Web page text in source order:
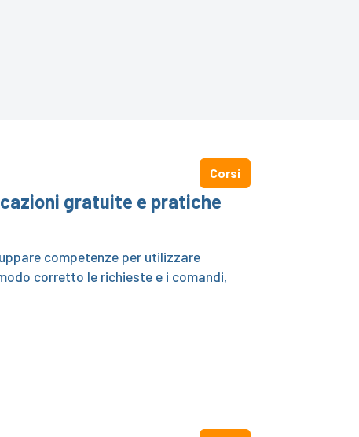
Corsi
gratuite e pratiche
competenze per utilizzare
corretto le richieste e i comandi,